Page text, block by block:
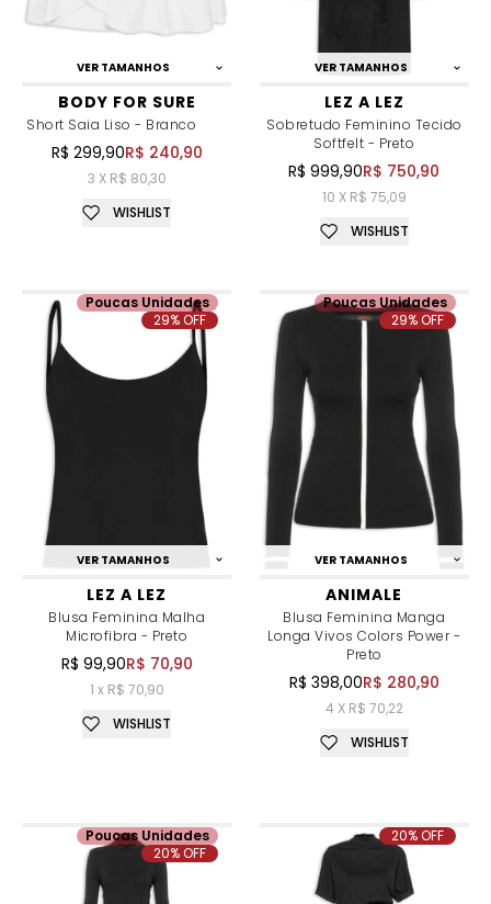
VER TAMANHOS
BODY FOR SURE
Short Saia Liso - Branco
R$ 299,90R$ 240,90
3 X R$ 80,30
WISHLIST
VER TAMANHOS
LEZ A LEZ
Sobretudo Feminino Tecido
Softfelt - Preto
R$ 999,90R$ 750,90
10 X R$ 75,09
WISHLIST
VER TAMANHOS
LEZ A LEZ
Blusa Feminina Malha
Microfibra - Preto
R$ 99,90R$ 70,90
1 x R$ 70,90
Poucas Unidades
29% OFF
WISHLIST
VER TAMANHOS
ANIMALE
Blusa Feminina Manga
Longa Vivos Colors Power -
Preto
R$ 398,00R$ 280,90
4 X R$ 70,22
Poucas Unidades
29% OFF
WISHLIST
Poucas Unidades
20% OFF
20% OFF